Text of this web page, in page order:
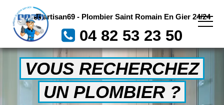
artisan69 - Plombier Saint Romain En Gier 24/24
04 82 53 23 50
VOUS RECHERCHEZ
UN PLOMBIER ?